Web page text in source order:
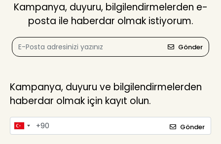
Kampanya, duyuru, bilgilendirmelerden e-
posta ile haberdar olmak istiyorum.
Gönder
Kampanya, duyuru ve bilgilendirmelerden
haberdar olmak için kayıt olun.
Gönder